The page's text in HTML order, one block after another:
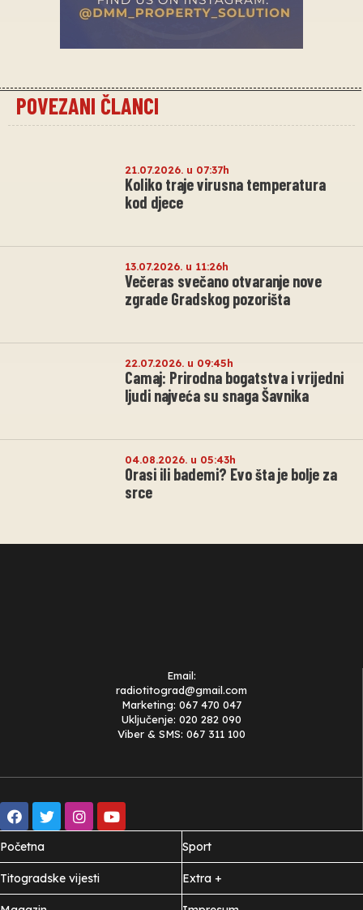
POVEZANI ČLANCI
21.07.2026. u 07:37h
Koliko traje virusna temperatura
kod djece
13.07.2026. u 11:26h
Večeras svečano otvaranje nove
zgrade Gradskog pozorišta
22.07.2026. u 09:45h
Camaj: Prirodna bogatstva i vrijedni
ljudi najveća su snaga Šavnika
04.08.2026. u 05:43h
Orasi ili bademi? Evo šta je bolje za
srce
Email:
radiotitograd@gmail.com
Marketing: 067 470 047
Uključenje: 020 282 090
Viber & SMS: 067 311 100
Početna
Titogradske vijesti
Sport
Extra +